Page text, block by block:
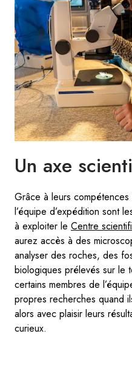
Un axe
Grâce à leurs
l’équipe d’expédition sont
à exploiter le Centre
aurez accès à des
analyser des roches, des
biologiques prélevés sur le
certains membres de
propres recherches quand
alors avec plaisir leurs
curieux.